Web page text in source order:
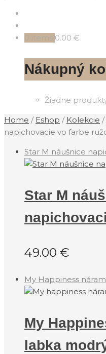
0 items 0.00 €
Nákupný
Žiadne
Home / Eshop / Kolekcie /
napichovacie vo farbe
Star M náušnice
Star M
49.00 €
My Happiness
My
labka